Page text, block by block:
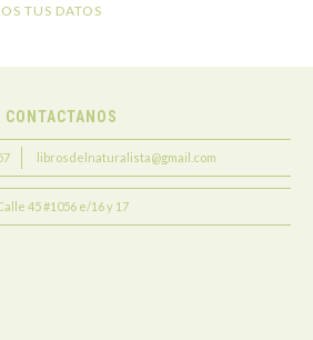
TUS DATOS
CONTACTANOS
librosdelnaturalista@gmail.com
45 #1056 e/16 y 17